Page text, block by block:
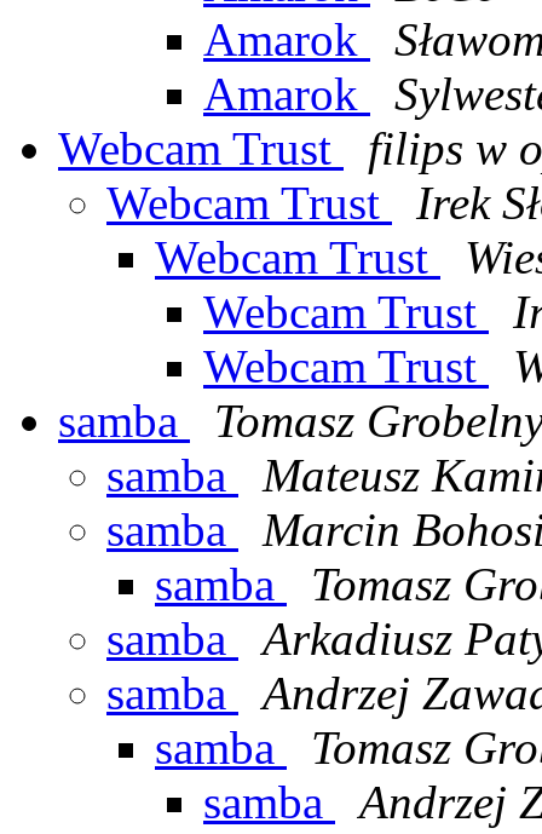
Amarok
Amarok
Webcam Trust
filips w
Webcam Trust
Irek
Webcam Trust
Webcam Trust
Webcam Trust
samba
Tomasz
samba
Mateusz
samba
Marcin
samba
Tomasz
samba
Arkadiusz
samba
Andrzej
samba
Tomasz
samba
Andrzej